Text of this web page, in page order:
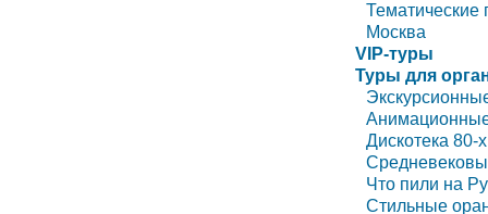
Москва
VIP-туры
Туры для
Дискотека 80-
Что пили на
Стильные